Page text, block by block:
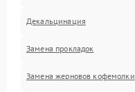
Декальцинация
Замена прокладок
Замена жерновов кофемолки